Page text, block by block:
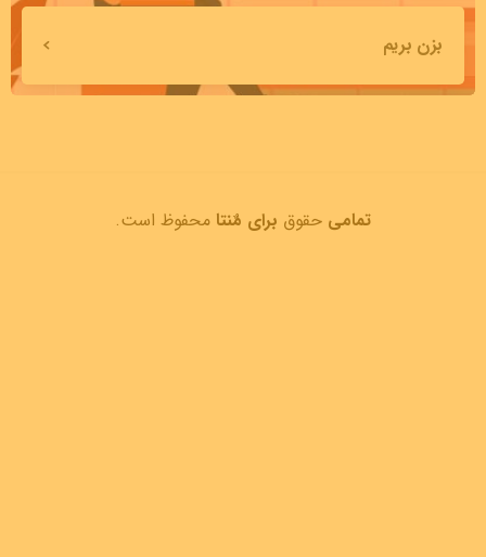
بزن بریم
تمامی حقوق برای مٌنتا محفوظ است.